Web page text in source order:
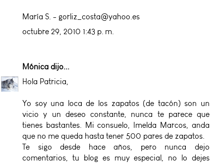
María S. - gorliz_costa@yahoo.es
octubre 29, 2010 1:43 p. m.
Mónica dijo...
Hola Patricia,
Yo soy una loca de los zapatos (de tacón) son un
vicio y un deseo constante, nunca te parece que
tienes bastantes. Mi consuelo, Imelda Marcos, anda
que no me queda hasta tener 500 pares de zapatos.
Te sigo desde hace años, pero nunca dejo
comentarios, tu blog es muy especial, no lo dejes